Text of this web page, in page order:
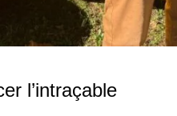
l’intraçable